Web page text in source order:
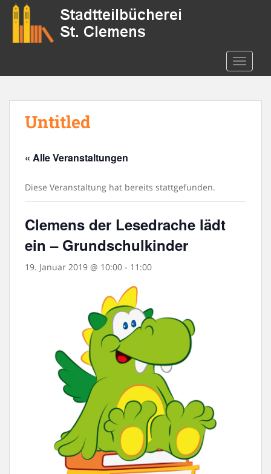
o
Untitled
« Alle Veranstaltungen
Diese Veranstaltung hat bereits stattgefunden.
Clemens der Lesedrache lädt
ein – Grundschulkinder
19. Januar 2019 @ 10:00 - 11:00